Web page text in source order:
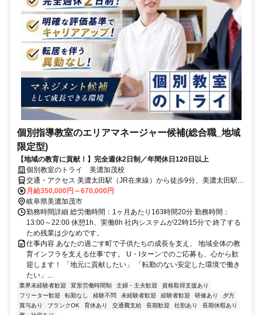
個別指導教室のエリアマネージャー候補(総合職_地域
限定型)
【地域の教育に貢献！】完全週休2日制／年間休日120日以上
個別教室のトライ 美濃加茂校
交通・アクセス 美濃太田駅（JR在来線）から徒歩9分、美濃太田駅
（長良川鉄道）から徒歩13分
月給350,000円～670,000円
岐阜県美濃加茂市
勤務時間詳細 総労働時間：1ヶ月あたり163時間20分 勤務時間：
13:00～22:00 休憩1h、実働8h 社内システムが22時15分で 終了する
ため残業は少なめです。
仕事内容 あなたの過ごす町で子供たちの成長を支え、 地域全体の教
育インフラを支える仕事です。 U・Iターンでのご応募も、心から歓
迎します！ 「地元に貢献したい」 「転勤のない安定した環境で働き
たい」...
業界未経験者歓迎 変形労働時間制 主婦・主夫歓迎
資格取得支援あり
フリーター歓迎
転勤なし 経験不問 未経験者歓迎 経験者歓迎 研修あり
夕方
賞与あり
ブランクOK 育休あり 交通費支給 長期歓迎 社割あり
長期休暇あり